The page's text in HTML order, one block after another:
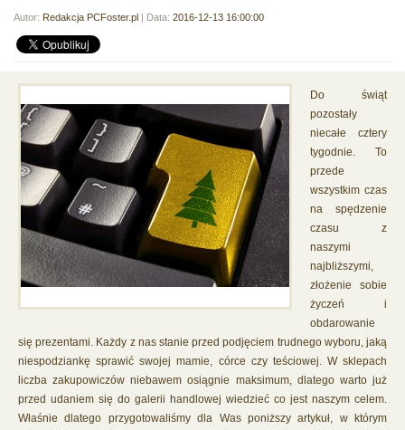
Autor: Redakcja PCFoster.pl | Data: 2016-12-13 16:00:00
Do świąt
pozostały
niecałe cztery
tygodnie. To
przede
wszystkim czas
na spędzenie
czasu z
naszymi
najbliższymi,
złożenie sobie
życzeń i
obdarowanie
się prezentami. Każdy z nas stanie przed podjęciem trudnego wyboru, jaką
niespodziankę sprawić swojej mamie, córce czy teściowej. W sklepach
liczba zakupowiczów niebawem osiągnie maksimum, dlatego warto już
przed udaniem się do galerii handlowej wiedzieć co jest naszym celem.
Właśnie dlatego przygotowaliśmy dla Was poniższy artykuł, w którym